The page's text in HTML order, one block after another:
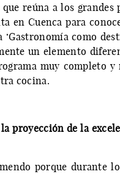
reúna a los grandes
en Cuenca para
como
un elemento
muy completo y
cocina.
proyección de la
porque durante